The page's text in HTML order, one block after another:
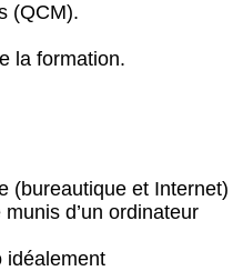
(QCM).
la formation.
(bureautique et Internet)
d’un ordinateur
idéalement